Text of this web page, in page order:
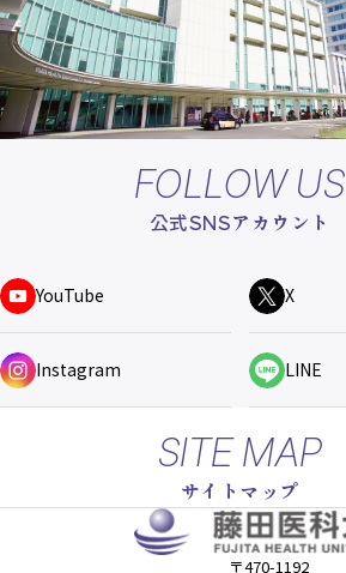
FOLLOW US
公式SNSアカウント
YouTube X
Instagram LINE
SITE MAP
サイトマップ
〒470-1192